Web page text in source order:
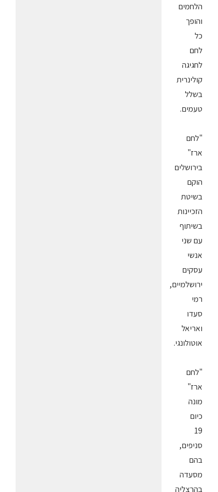
הלחמים
והופך
כל
לחם
לחגיגה
קולינרית
בשלל
טעמים.
"לחם
ארז"
בירושלים
הוקם
בשיטת
הזכיינות
בשיתוף
עם שני
אנשי
עסקים
ירושלמיים,
רמי
סעדו
ואריאל
אוטולונגי.
"לחם
ארז"
מונה
כיום
19
סניפים,
בהם
מסעדה
בהרצליה